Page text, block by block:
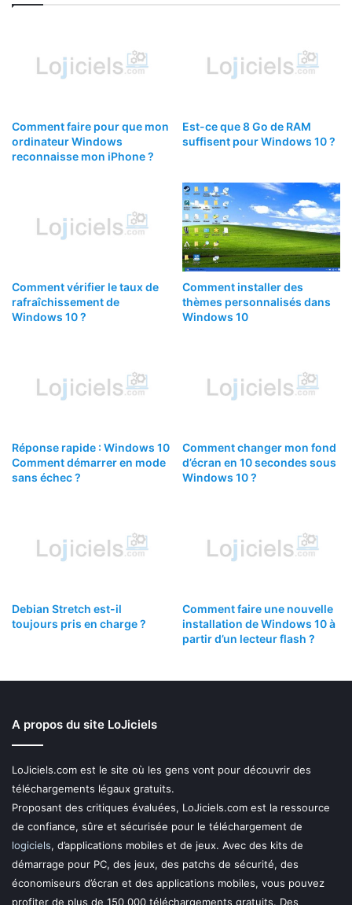
Comment faire pour que mon
ordinateur Windows
reconnaisse mon iPhone ?
Est-ce que 8 Go de RAM
suffisent pour Windows 10 ?
Comment vérifier le taux de
rafraîchissement de
Windows 10 ?
Comment installer des
thèmes personnalisés dans
Windows 10
Réponse rapide : Windows 10
Comment démarrer en mode
sans échec ?
Comment changer mon fond
d’écran en 10 secondes sous
Windows 10 ?
Debian Stretch est-il
toujours pris en charge ?
Comment faire une nouvelle
installation de Windows 10 à
partir d’un lecteur flash ?
A propos du site LoJiciels
LoJiciels.com est le site où les gens vont pour découvrir des
téléchargements légaux gratuits.
Proposant des critiques évaluées, LoJiciels.com est la ressource
de confiance, sûre et sécurisée pour le téléchargement de
logiciels, d’applications mobiles et de jeux. Avec des kits de
démarrage pour PC, des jeux, des patchs de sécurité, des
économiseurs d’écran et des applications mobiles, vous pouvez
profiter de plus de 150 000 téléchargements gratuits. Des